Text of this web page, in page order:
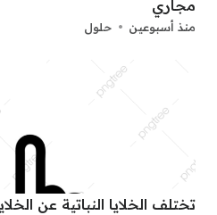
مجاري
منذ أسبوعين حلول
تختلف الخلايا النباتية عن